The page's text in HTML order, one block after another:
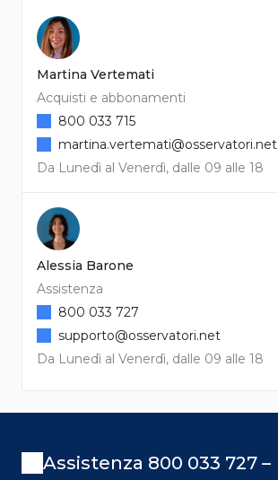
Martina Vertemati
Acquisti e abbonamenti
Da Lunedì al Venerdì, dalle 09 alle 18
800 033 715
martina.vertemati@osservatori.net
Alessia Barone
Assistenza
Da Lunedì al Venerdì, dalle 09 alle 18
800 033 727
supporto@osservatori.net
Assistenza 800 033 727 –